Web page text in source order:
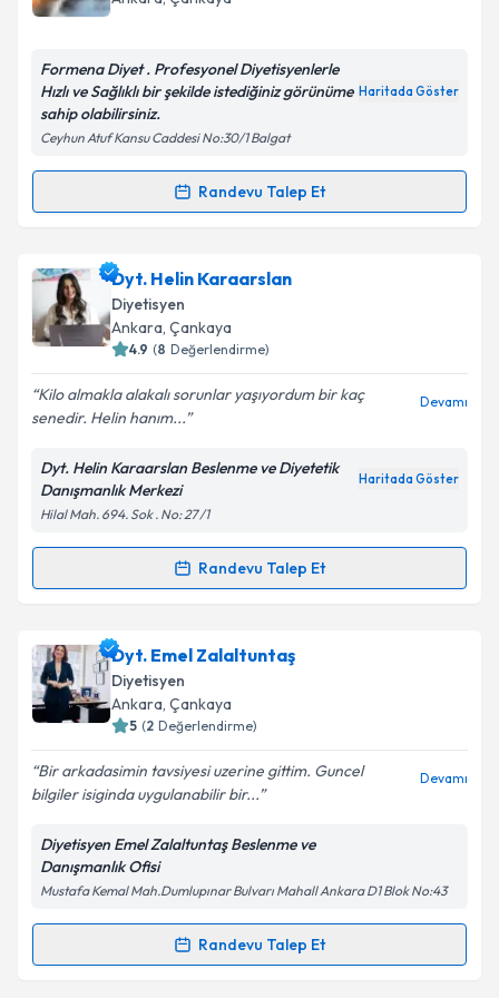
bilgilendireceğiz.
E-posta Adresiniz
Kişisel verilerimin işlenmesine ilişkinAydınlatma
'ni okudum ve kişisel verilerimin belirtilen
kapsamda işlenmesini kabul ediyorum.
Takvim Talebini Gönder
Formena Diyet . Profesyonel Diyetisyenlerle
Hızlı ve Sağlıklı bir şekilde istediğiniz görünüme
sahip olabilirsiniz.
Haritada Göster
Ceyhun Atuf Kansu Caddesi No:30/1 Balgat
Randevu Talep Et
Randevu Takvimi Talebi
Dyt. Formena Diyetiçin randevu takvimi talebi
oluşturun. Size bu uzmandan randevu almanız için bir
takvim hazırlandığında e-posta ile bilgilendireceğiz.
Kişisel verilerimin işlenmesine ilişkin
Aydınlatma
Metni'ni okudum ve kişisel verilerimin belirtilen
kapsamda işlenmesini kabul ediyorum.
Takvim Talebini Gönder
Dyt. Helin Karaarslan
Diyetisyen
Ankara, Çankaya
4.9 (8 Değerlendirme)
Kilo almakla alakalı sorunlar yaşıyordum bir kaç
senedir. Helin hanım...
Devamı
Dyt. Helin Karaarslan Beslenme ve Diyetetik
Danışmanlık Merkezi
Haritada Göster
Hilal Mah. 694. Sok . No: 27 /1
Randevu Talep Et
Randevu Takvimi Talebi
Dyt. Helin Karaarslaniçin randevu takvimi talebi
oluşturun. Size bu uzmandan randevu almanız için bir
takvim hazırlandığında e-posta ile bilgilendireceğiz.
Kişisel verilerimin işlenmesine ilişkin
Metni'ni okudum ve kişisel verilerimin belirtilen
kapsamda işlenmesini kabul ediyorum.
Takvim Talebini Gönder
Dyt. Emel Zalaltuntaş
Diyetisyen
Ankara, Çankaya
5 (2 Değerlendirme)
Bir arkadasimin tavsiyesi uzerine gittim. Guncel
bilgiler isiginda uygulanabilir bir...
Devamı
Diyetisyen Emel Zalaltuntaş Beslenme ve
Danışmanlık Ofisi
Mustafa Kemal Mah.Dumlupınar Bulvarı Mahall Ankara D1 Blok No:43
Randevu Talep Et
Randevu Takvimi Talebi